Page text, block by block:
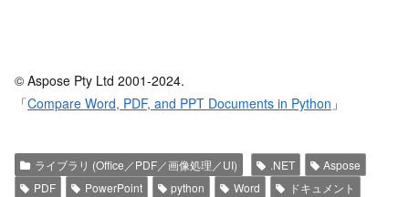
© Aspose Pty Ltd 2001-2024.
「Compare Word, PDF, and PPT Documents in Python 」
ライブラリ (Office／PDF／画像処理／UI) .NET
Aspose
PDF
PowerPoint python Word
ドキュメント